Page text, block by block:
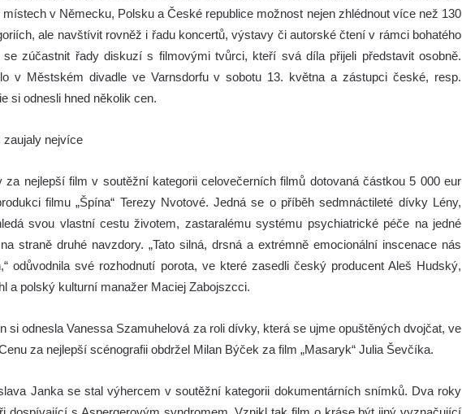
v Německu, Polsku a České republice možnost nejen zhlédnout více než 130
ale navštívit rovněž i řadu koncertů, výstavy či autorské čtení v rámci bohatého
se zúčastnit řady diskuzí s filmovými tvůrci, kteří svá díla přijeli představit osobně.
v Městském divadle ve Varnsdorfu v sobotu 13. května a zástupci české, resp.
si odnesli hned několik cen.
nejvíce
za nejlepší film v soutěžní kategorii celovečerních filmů dotovaná částkou 5 000 eur
filmu „Špína“ Terezy Nvotové. Jedná se o příběh sedmnáctileté dívky Lény,
svou vlastní cestu životem, zastaralému systému psychiatrické péče na jedné
straně druhé navzdory. „Tato silná, drsná a extrémně emocionální inscenace nás
odůvodnila své rozhodnutí porota, ve které zasedli český producent Aleš Hudský,
a polský kulturní manažer Maciej Zabojszcci.
si odnesla Vanessa Szamuhelová za roli dívky, která se ujme opuštěných dvojčat, ve
za nejlepší scénografii obdržel Milan Býček za film „Masaryk“ Julia Ševčíka.
Janka se stal výhercem v soutěžní kategorii dokumentárních snímků. Dva roky